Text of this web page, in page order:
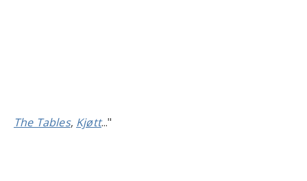
The Tables, Kjøtt..."